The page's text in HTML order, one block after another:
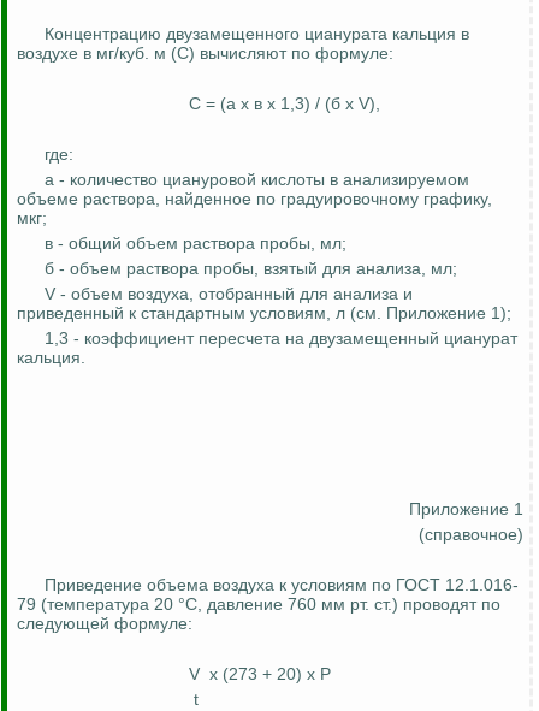
Концентрацию двузамещенного цианурата кальция в
воздухе в мг/куб. м (С) вычисляют по формуле:
С = (а х в х 1,3) / (б х V),
где:
а - количество циануровой кислоты в анализируемом
объеме раствора, найденное по градуировочному графику,
мкг;
в - общий объем раствора пробы, мл;
б - объем раствора пробы, взятый для анализа, мл;
V - объем воздуха, отобранный для анализа и
приведенный к стандартным условиям, л (см. Приложение 1);
1,3 - коэффициент пересчета на двузамещенный цианурат
кальция.
Приложение 1
(справочное)
Приведение объема воздуха к условиям по ГОСТ 12.1.016-
79 (температура 20 °С, давление 760 мм рт. ст.) проводят по
следующей формуле:
V х (273 + 20) х Р
t